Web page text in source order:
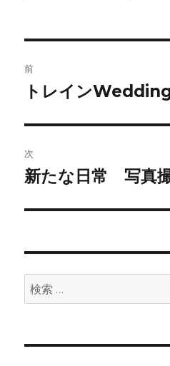
稿
ビ
ゲ
ー
ン
前
前
投
稿:
トレイン
次
次
投
新たな日常 写真
検
索: